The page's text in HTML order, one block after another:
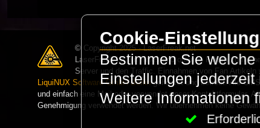
© Copyright 2025 - LaserFreak.net
LaserFreak ist ein freies und offenes Forum zum
Server und den Traffic. Einnahmen von Fan
LiquiNUX Software GmbH Berlingehostet und betreut. Als
und einfach eine Mail oder verwendet unser Kontaktformular.
Genehmigung verwendet werden. Wir übernehmen keine
Cookie-
Bestimmen Sie
Einstellungen
Weitere Informationen